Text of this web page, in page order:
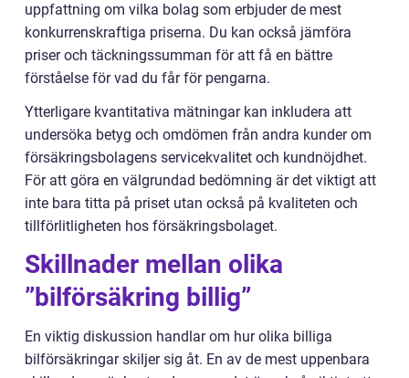
uppfattning om vilka bolag som erbjuder de mest
konkurrenskraftiga priserna. Du kan också jämföra
priser och täckningssumman för att få en bättre
förståelse för vad du får för pengarna.
Ytterligare kvantitativa mätningar kan inkludera att
undersöka betyg och omdömen från andra kunder om
försäkringsbolagens servicekvalitet och kundnöjdhet.
För att göra en välgrundad bedömning är det viktigt att
inte bara titta på priset utan också på kvaliteten och
tillförlitligheten hos försäkringsbolaget.
Skillnader mellan olika
”bilförsäkring billig”
En viktig diskussion handlar om hur olika billiga
bilförsäkringar skiljer sig åt. En av de mest uppenbara